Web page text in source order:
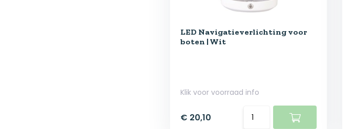
LED Navigatieverlichting voor
boten | Wit
Klik voor voorraad info
€ 20,10